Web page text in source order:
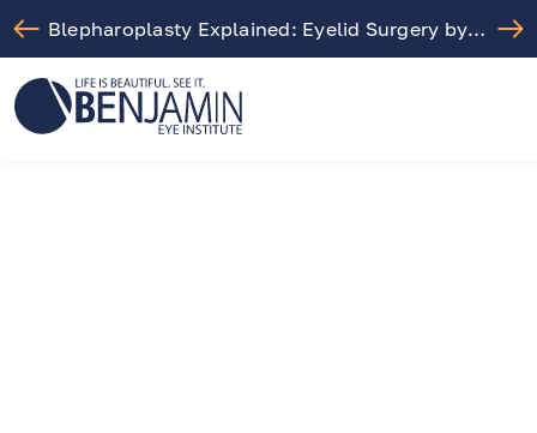
Blepharoplasty Explained: Eyelid Surgery by Dr. Arthur Benjamin in Los Angeles